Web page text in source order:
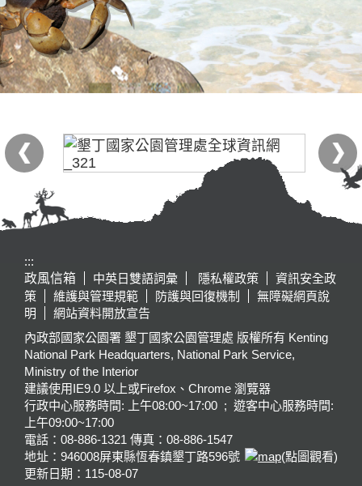
:::
政風信箱
中英日雙語詞彙 隱私權政策
資訊安全政
策
維護與管理規範 防護與回復機制
無障礙網頁說
明
網站資料開放宣告
內政部國家公園署 墾丁國家公園管理處 版權所有 Kenting
National Park Headquarters, National Park Service,
Ministry of the Interior
建議使用IE9.0 以上或Firefox、Chrome 瀏覽器
行政中心服務時間: 上午08:00~17:00 ; 遊客中心服務時間:
上午09:00~17:00
電話：08-886-1321 傳真：08-886-1547
地址：946008屏東縣恆春鎮墾丁路596號
(點圖觀看)
更新日期： 115-08-07